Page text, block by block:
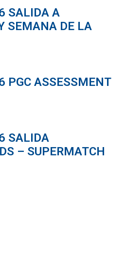
SALIDA A
SEMANA DE LA
PGC ASSESSMENT
SALIDA
– SUPERMATCH